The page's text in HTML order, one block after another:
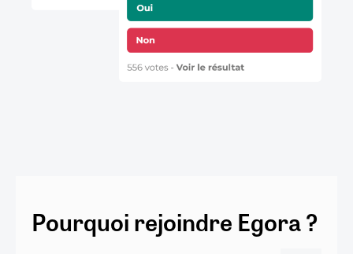
Pourquoi rejoindre Egora ?